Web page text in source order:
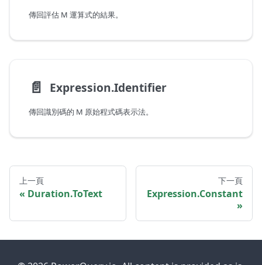
傳回評估 M 運算式的結果。
📄️ Expression.Identifier
傳回識別碼的 M 原始程式碼表示法。
上一頁
Duration.ToText
下一頁
Expression.Constant